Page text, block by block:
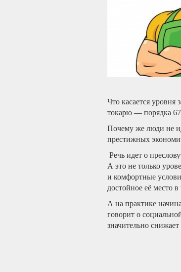
Что касается
токарю — порядка 67
Почему же люди не
престижных
Речь идет о
А это не только
и комфортные
достойное её место
А на практике
говорит о
значительно